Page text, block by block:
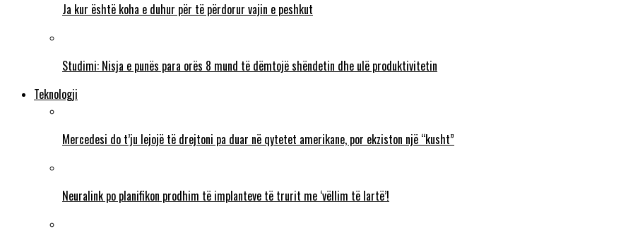
Ja kur është koha e duhur për të përdorur vajin e peshkut
Studimi: Nisja e punës para orës 8 mund të dëmtojë shëndetin dhe ulë produktivitetin
Teknologji
Mercedesi do t’ju lejojë të drejtoni pa duar në qytetet amerikane, por ekziston një “kusht”
Neuralink po planifikon prodhim të implanteve të trurit me ‘vëllim të lartë’!